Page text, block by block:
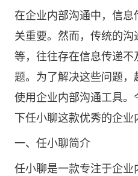
在企业内部沟通中，信
关重要。然而，传统的
等，往往存在信息传递不
题。为了解决这些问题
使用企业内部沟通工具
下任小聊这款优秀的企业
一、任小聊简介
任小聊是一款专注于企业